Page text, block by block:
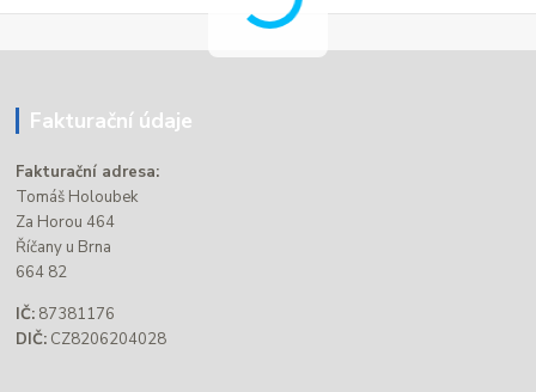
Fakturační údaje
Fakturační adresa:
Tomáš Holoubek
Za Horou 464
Říčany u Brna
664 82
IČ: 87381176
DIČ: CZ8206204028